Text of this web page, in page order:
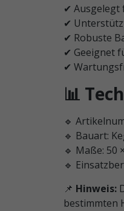
✔ Ausgelegt
✔
✔ Robuste
✔ Geeignet
✔
📊
🔹
🔹 Bauart:
🔹 Maße: 50
🔹
📌 Hinweis:
bestimmten